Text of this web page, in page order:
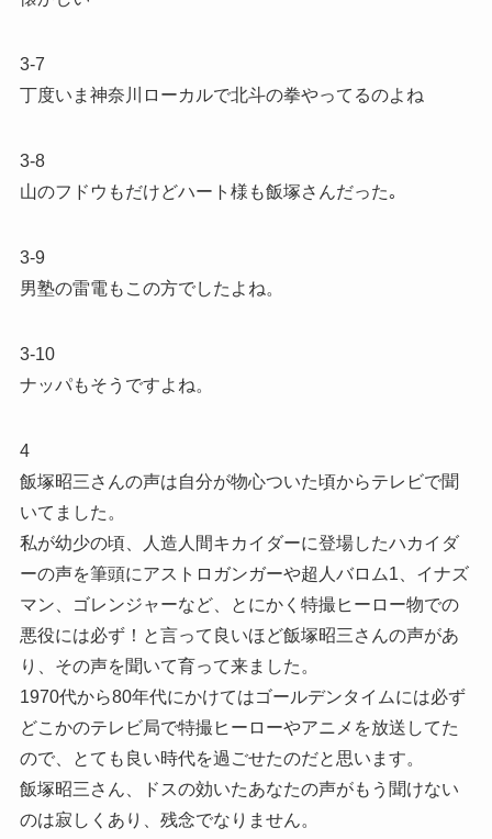
3-7
丁度いま神奈川ローカルで北斗の拳やってるのよね
3-8
山のフドウもだけどハート様も飯塚さんだった｡
3-9
男塾の雷電もこの方でしたよね。
3-10
ナッパもそうですよね。
4
飯塚昭三さんの声は自分が物心ついた頃からテレビで聞
いてました。
私が幼少の頃、人造人間キカイダーに登場したハカイダ
ーの声を筆頭にアストロガンガーや超人バロム1、イナズ
マン、ゴレンジャーなど、とにかく特撮ヒーロー物での
悪役には必ず！と言って良いほど飯塚昭三さんの声があ
り、その声を聞いて育って来ました。
1970代から80年代にかけてはゴールデンタイムには必ず
どこかのテレビ局で特撮ヒーローやアニメを放送してた
ので、とても良い時代を過ごせたのだと思います。
飯塚昭三さん、ドスの効いたあなたの声がもう聞けない
のは寂しくあり、残念でなりません。